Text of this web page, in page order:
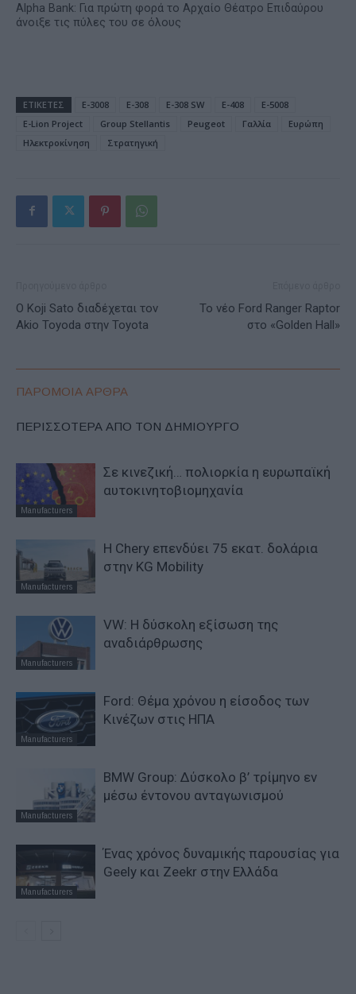
Alpha Bank: Για πρώτη φορά το Αρχαίο Θέατρο Επιδαύρου
άνοιξε τις πύλες του σε όλους
ΕΤΙΚΕΤΕΣ E-3008 E-308 E-308 SW E-408
E-5008
E-Lion Project
Group Stellantis Peugeot Γαλλία
Ευρώπη
Ηλεκτροκίνηση
Στρατηγική
Ο Koji Sato διαδέχεται τον
Akio Toyoda στην Toyota
Το νέο Ford Ranger Raptor
στο «Golden Hall»
ΠΑΡΟΜΟΙΑ ΑΡΘΡΑ
ΠΕΡΙΣΣΟΤΕΡΑ ΑΠΟ ΤΟΝ ΔΗΜΙΟΥΡΓΟ
Manufacturers
Σε κινεζική… πολιορκία η ευρωπαϊκή
αυτοκινητοβιομηχανία
Manufacturers
Η Chery επενδύει 75 εκατ. δολάρια
στην KG Mobility
Manufacturers
VW: Η δύσκολη εξίσωση της
αναδιάρθρωσης
Manufacturers
Ford: Θέμα χρόνου η είσοδος των
Κινέζων στις ΗΠΑ
Manufacturers
BMW Group: Δύσκολο β’ τρίμηνο εν
μέσω έντονου ανταγωνισμού
Manufacturers
Ένας χρόνος δυναμικής παρουσίας για
Geely και Zeekr στην Ελλάδα